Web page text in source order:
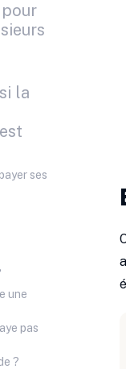
la
ses
une
pas
?